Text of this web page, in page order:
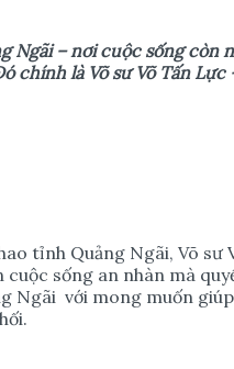
Ngãi – nơi cuộc sống
là Võ sư Võ Tấn
tỉnh Quảng Ngãi, Võ
cuộc sống an nhàn mà
Ngãi với mong muốn